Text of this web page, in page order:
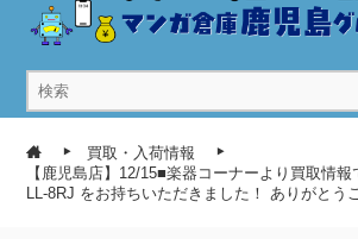
買取・入荷情報
【鹿児島店】12/15■楽器コーナーより買取情
LL‐8RJ をお持ちいただきました！ ありがとう